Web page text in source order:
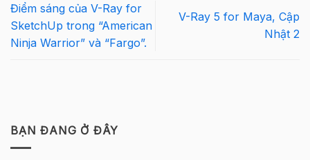
Điểm sáng của V-Ray for
SketchUp trong “American
Ninja Warrior” và “Fargo”.
V-Ray 5 for Maya, Cập
Nhật 2
BẠN ĐANG Ở ĐÂY